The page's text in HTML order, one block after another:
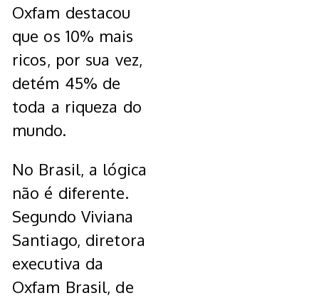
Oxfam destacou
que os 10% mais
ricos, por sua vez,
detém 45% de
toda a riqueza do
mundo.
No Brasil, a lógica
não é diferente.
Segundo Viviana
Santiago, diretora
executiva da
Oxfam Brasil, de